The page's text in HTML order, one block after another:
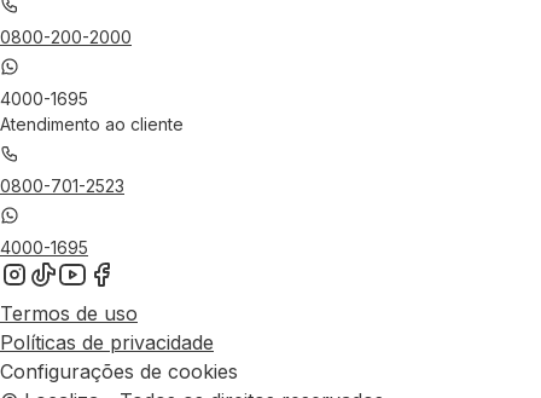
0800-200-2000
4000-1695
Atendimento ao cliente
0800-701-2523
4000-1695
Termos de uso
Políticas de privacidade
Configurações de cookies